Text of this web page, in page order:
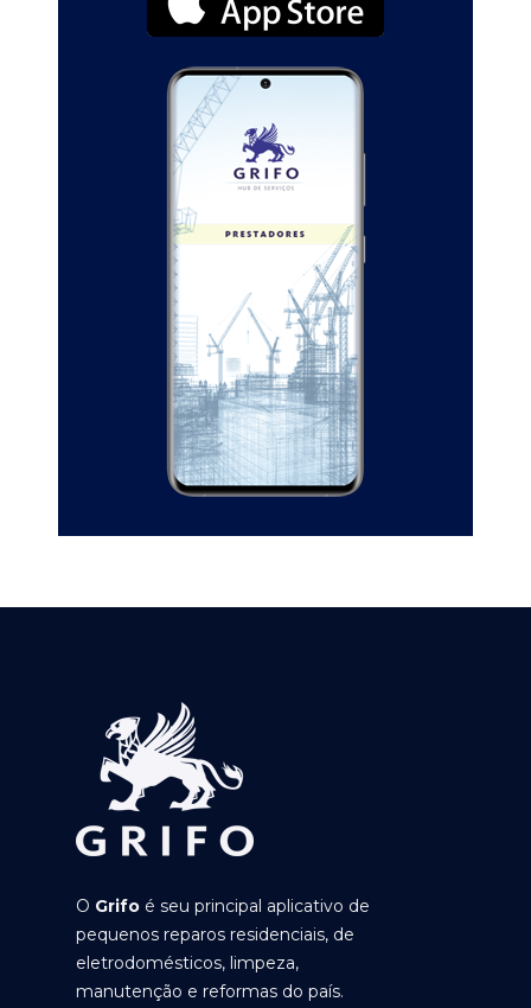
O Grifo é seu principal aplicativo de
pequenos reparos residenciais, de
eletrodomésticos, limpeza,
manutenção e reformas do país.